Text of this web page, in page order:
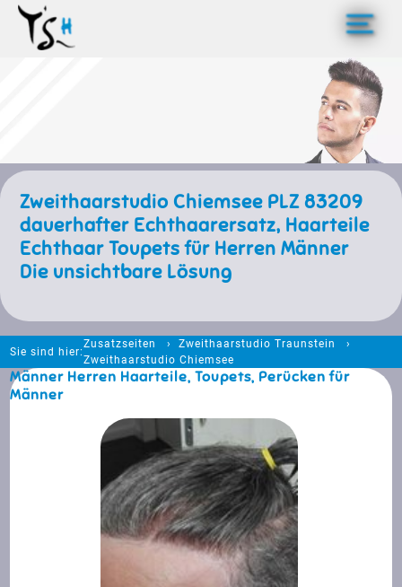
>
Zweithaarstudio Chiemsee PLZ 83209
dauerhafter Echthaarersatz, Haarteile
Echthaar Toupets für Herren Männer
Die unsichtbare Lösung
Sie sind hier:
Zusatzseiten
Zweithaarstudio Traunstein
Zweithaarstudio Chiemsee
Männer Herren Haarteile, Toupets, Perücken für
Männer